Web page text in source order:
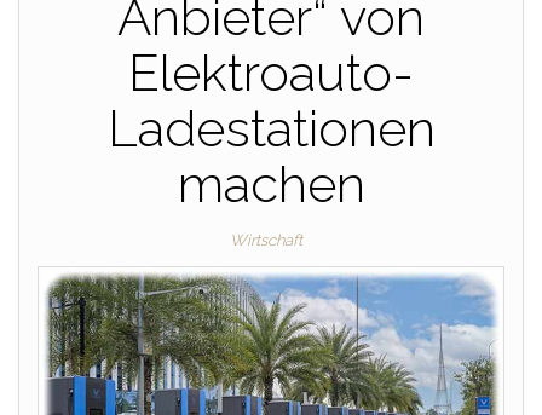
Anbieter“ von
Elektroauto-
Ladestationen
machen
Wirtschaft